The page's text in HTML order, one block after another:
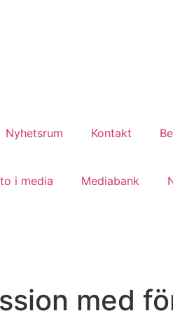
Nyhetsrum Kontakt
i media Mediabank
med